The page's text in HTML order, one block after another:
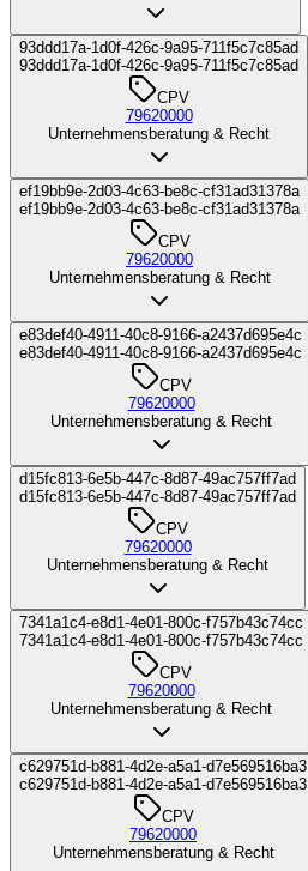
93ddd17a-1d0f-426c-9a95-711f5c7c85ad
93ddd17a-1d0f-426c-9a95-711f5c7c85ad
CPV
79620000
Unternehmensberatung & Recht
ef19bb9e-2d03-4c63-be8c-cf31ad31378a
ef19bb9e-2d03-4c63-be8c-cf31ad31378a
CPV
79620000
Unternehmensberatung & Recht
e83def40-4911-40c8-9166-a2437d695e4c
e83def40-4911-40c8-9166-a2437d695e4c
CPV
79620000
Unternehmensberatung & Recht
d15fc813-6e5b-447c-8d87-49ac757ff7ad
d15fc813-6e5b-447c-8d87-49ac757ff7ad
CPV
79620000
Unternehmensberatung & Recht
7341a1c4-e8d1-4e01-800c-f757b43c74cc
7341a1c4-e8d1-4e01-800c-f757b43c74cc
CPV
79620000
Unternehmensberatung & Recht
c629751d-b881-4d2e-a5a1-d7e569516ba3
c629751d-b881-4d2e-a5a1-d7e569516ba3
CPV
79620000
Unternehmensberatung & Recht